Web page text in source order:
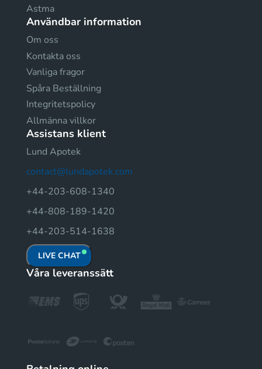
Astma
Användbar information
Om oss
Kontakta oss
Vanliga fragor
Spåra Beställning
Integritetspolicy
Allmänna villkor
Assistans klient
Lund Apotek
contact@lundapotek.com
+44-203-608-1340
+44-808-189-1420
+44-203-514-1638
LIVE CHAT
Våra leveranssätt